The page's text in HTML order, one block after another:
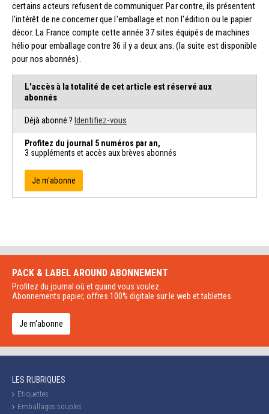
certains acteurs refusent de communiquer. Par contre, ils présentent
l'intérêt de ne concerner que l'emballage et non l'édition ou le papier
décor. La France compte cette année 37 sites équipés de machines
hélio pour emballage contre 36 il y a deux ans. (la suite est disponible
pour nos abonnés).
L'accès à la totalité de cet article est réservé aux
abonnés
Déjà abonné ? Identifiez-vous
Profitez du journal 5 numéros par an,
3 suppléments et accès aux brèves abonnés
Je m'abonne
PACK & LABEL AROUND ABONNEMENT
Profitez du journal où et quand vous voulez.
Abonnements papier, offres 100% digitale sur le web et tablettes
Je m'abonne
LES RUBRIQUES
Etiquettes
Emballages souples